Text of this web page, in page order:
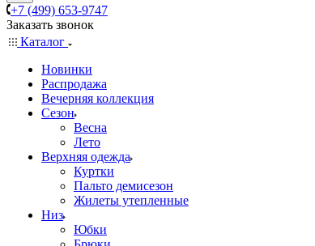
+7 (499) 653-9747
Заказать звонок
Каталог
Новинки
Распродажа
Вечерняя коллекция
Сезон
Весна
Лето
Верхняя одежда
Куртки
Пальто демисезон
Жилеты утепленные
Низ
Юбки